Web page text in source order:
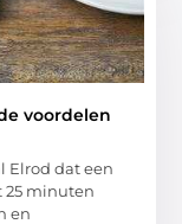
voordelen
Elrod dat een
25 minuten
en